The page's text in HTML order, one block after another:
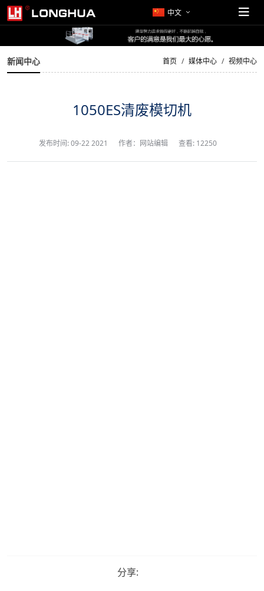
中文
新闻中心 首页 媒体中心 视频中心
1050ES清废模切机
发布时间:09-22 2021 作者：网站编辑 查看: 12250
分享: